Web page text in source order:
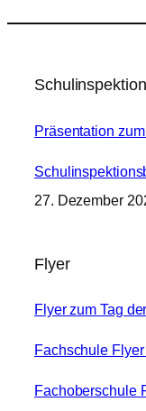
Schulinspektion
Präsentation
27. Dezember
Flyer
Flyer zum Tag
Fachschule
Fachoberschule